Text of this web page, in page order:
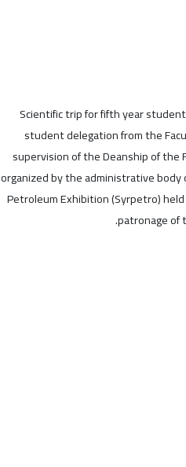
Scientific trip for fifth year
student delegation from the
supervision of the Deanship of the
organized by the administrative
Petroleum Exhibition (Syrpetro)
patronage of